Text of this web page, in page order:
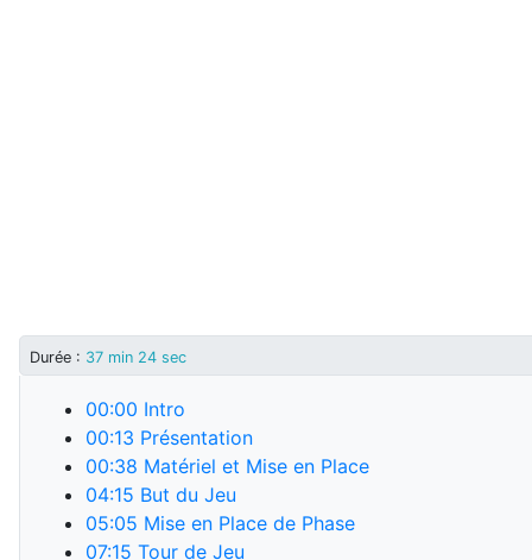
Durée : 37 min 24 sec
00:00 Intro
00:13 Présentation
00:38 Matériel et Mise en Place
04:15 But du Jeu
05:05 Mise en Place de Phase
07:15 Tour de Jeu